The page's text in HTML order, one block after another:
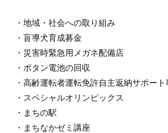
・地域・社会への取り組み
・盲導犬育成募金
・災害時緊急用メガネ配備店
・ボタン電池の回収
・高齢運転者運転免許自主返納サポー
・スペシャルオリンピックス
・まちの駅
・まちなかゼミ講座